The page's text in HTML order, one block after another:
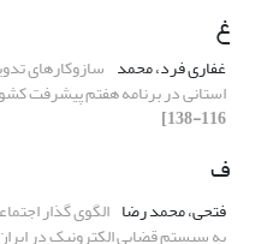
غ
غفاری فرد، محمد سازوکارهای
استانی در برنامه هفتم پیشرفت
116-138]
ف
فتحی، محمد رضا الگوی گذار
به سیستم قضایی الکترونیک در